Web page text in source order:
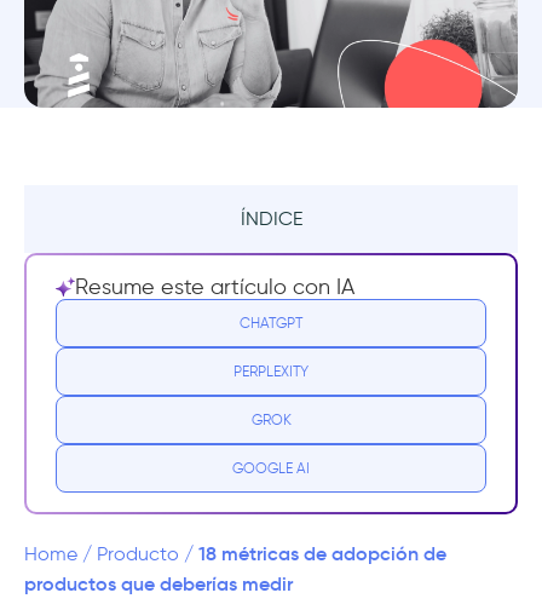
ÍNDICE
Resumo
¿Qué te pierdes si no mides la adopción del
producto?
Comprender a los usuarios
Identificar los obstáculos a la adopción del
producto
Resume este artículo con IA
CHATGPT
PERPLEXITY
GROK
GOOGLE AI
Home / Producto / 18 métricas de adopción de
productos que deberías medir